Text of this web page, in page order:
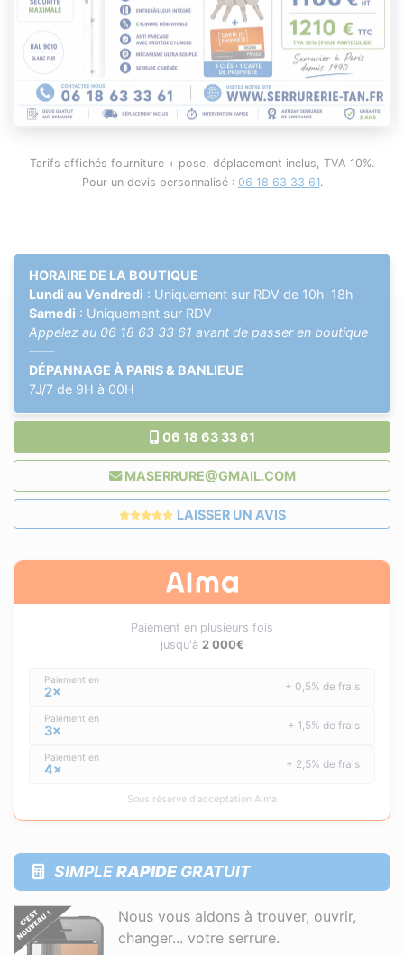
Tarifs affichés fourniture + pose, déplacement inclus, TVA 10%.
Pour un devis personnalisé : 06 18 63 33 61.
HORAIRE DE LA BOUTIQUE
Lundi au Vendredi : Uniquement sur RDV de 10h-18h
Samedi : Uniquement sur RDV
Appelez au 06 18 63 33 61 avant de passer en boutique
——
DÉPANNAGE À PARIS & BANLIEUE
7J/7 de 9H à 00H
06 18 63 33 61
MASERRURE@GMAIL.COM
LAISSER UN AVIS
Paiement en plusieurs fois
jusqu'à 2 000€
Paiement en
2× + 0,5% de frais
Paiement en
3× + 1,5% de frais
Paiement en
4× + 2,5% de frais
Sous réserve d'acceptation Alma
SIMPLERAPIDE GRATUIT
Nous vous aidons à trouver, ouvrir,
changer... votre serrure.